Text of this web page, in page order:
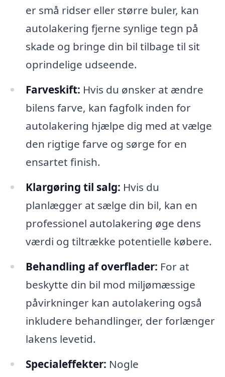
er små ridser eller større buler, kan
autolakering fjerne synlige tegn på
skade og bringe din bil tilbage til sit
oprindelige udseende.
Farveskift: Hvis du ønsker at ændre
bilens farve, kan fagfolk inden for
autolakering hjælpe dig med at vælge
den rigtige farve og sørge for en
ensartet finish.
Klargøring til salg: Hvis du
planlægger at sælge din bil, kan en
professionel autolakering øge dens
værdi og tiltrække potentielle købere.
Behandling af overflader: For at
beskytte din bil mod miljømæssige
påvirkninger kan autolakering også
inkludere behandlinger, der forlænger
lakens levetid.
Specialeffekter: Nogle